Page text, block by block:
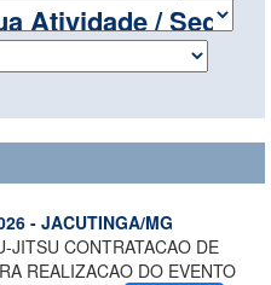
- JACUTINGA/MG
JITSU CONTRATACAO DE
REALIZACAO DO EVENTO